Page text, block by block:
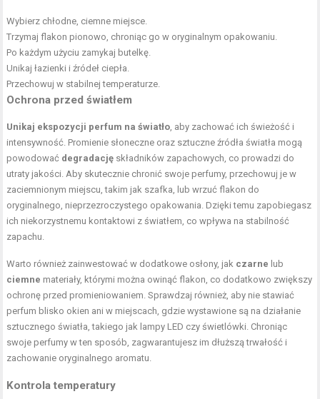
Wybierz chłodne, ciemne miejsce.
Trzymaj flakon pionowo, chroniąc go w oryginalnym opakowaniu.
Po każdym użyciu zamykaj butelkę.
Unikaj łazienki i źródeł ciepła.
Przechowuj w stabilnej temperaturze.
Ochrona przed światłem
Unikaj ekspozycji perfum na światło , aby zachować ich świeżość i
intensywność. Promienie słoneczne oraz sztuczne źródła światła mogą
powodować degradację składników zapachowych, co prowadzi do
utraty jakości. Aby skutecznie chronić swoje perfumy, przechowuj je w
zaciemnionym miejscu, takim jak szafka, lub wrzuć flakon do
oryginalnego, nieprzezroczystego opakowania. Dzięki temu zapobiegasz
ich niekorzystnemu kontaktowi z światłem, co wpływa na stabilność
zapachu.
Warto również zainwestować w dodatkowe osłony, jak czarne lub
ciemne materiały, którymi można owinąć flakon, co dodatkowo zwiększy
ochronę przed promieniowaniem. Sprawdzaj również, aby nie stawiać
perfum blisko okien ani w miejscach, gdzie wystawione są na działanie
sztucznego światła, takiego jak lampy LED czy świetlówki. Chroniąc
swoje perfumy w ten sposób, zagwarantujesz im dłuższą trwałość i
zachowanie oryginalnego aromatu.
Kontrola temperatury